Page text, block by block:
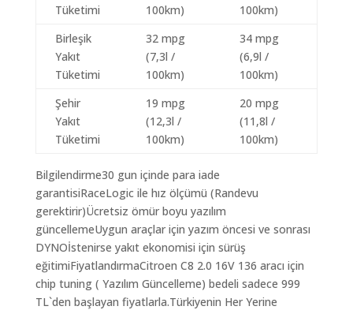
Tüketimi
100km)
100km)
Birleşik
Yakıt
Tüketimi
32 mpg
(7,3l /
100km)
34 mpg
(6,9l /
100km)
Şehir
Yakıt
Tüketimi
19 mpg
(12,3l /
100km)
20 mpg
(11,8l /
100km)
Bilgilendirme30 gun içinde para iade
garantisiRaceLogic ile hız ölçümü (Randevu
gerektirir)Ücretsiz ömür boyu yazılım
güncellemeUygun araçlar için yazım öncesi ve sonrası
DYNOİstenirse yakıt ekonomisi için sürüş
eğitimiFiyatlandırmaCitroen C8 2.0 16V 136 aracı için
chip tuning ( Yazılım Güncelleme) bedeli sadece 999
TL`den başlayan fiyatlarla.Türkiyenin Her Yerine